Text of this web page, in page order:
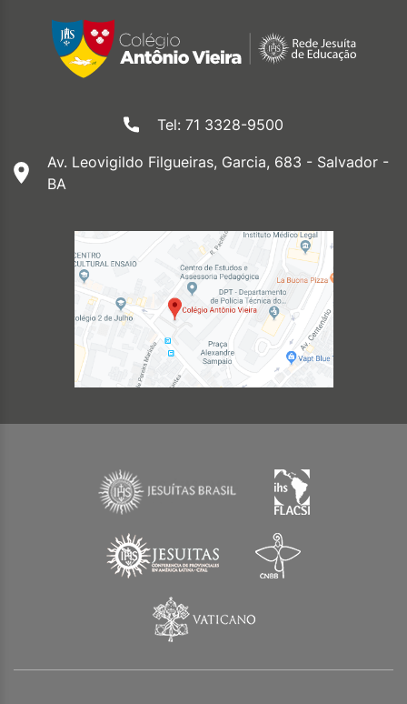
Tel: 71 3328-9500
Av. Leovigildo Filgueiras, Garcia, 683 - Salvador -
BA